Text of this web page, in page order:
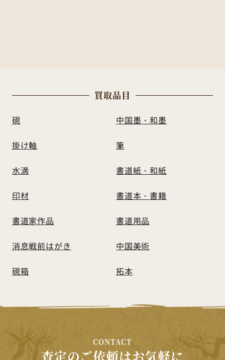
買取品 目
硯 中国墨・和墨
掛け軸 筆
水滴 書道紙・和紙
印材 書道本・書籍
書道家作品 書道用品
消息戦前はがき 中国美術
硯箱 拓本
CONTACT
査定のご依頼はお気軽に